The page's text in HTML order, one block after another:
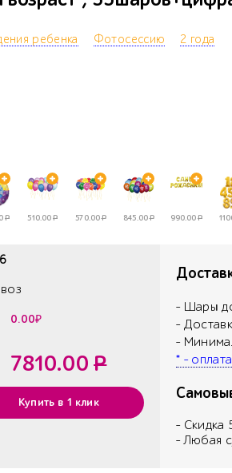
ребенка Фотосессию 2 года
Р 510.00Р 570.00Р 845.00Р 990.00Р
0.00₽
7810.00 Р
Купить в 1 клик
- Шары
-
-
* -
- Скидка
- Любая